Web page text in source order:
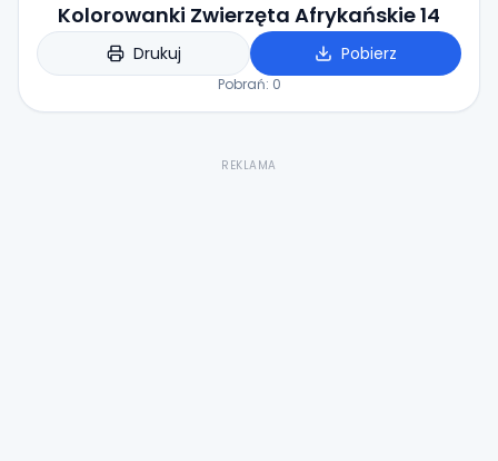
Kolorowanki Zwierzęta Afrykańskie 14
Drukuj Pobierz
Pobrań: 0
REKLAMA